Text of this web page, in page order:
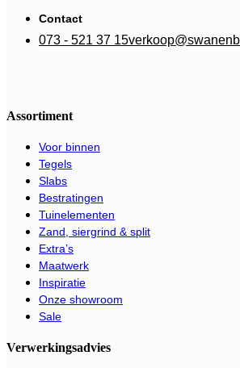
Contact
073 - 521 37 15
Assortiment
Voor binnen
Tegels
Slabs
Bestratingen
Tuinelementen
Zand, siergrind & split
Extra’s
Maatwerk
Inspiratie
Onze showroom
Sale
Verwerkingsadvies